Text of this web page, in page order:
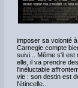
imposer sa volonté
Carnegie compte
suivi... Même s'il est
elle, il va prendre
l'inéluctable
vie : son destin est
l'étincelle...